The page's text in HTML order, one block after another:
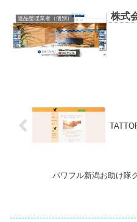
遺品整理業者（個別） 株式
パワフル新潟お助け隊